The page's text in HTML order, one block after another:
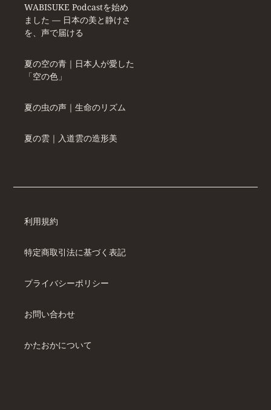
WABISUKE Podcastを始め
ました ― 日本の美と静けさ
を、声で届ける
夏の空の青｜日本人が愛した
「空の色」
夏の虫の声｜生命のリズム
夏の雲｜入道雲の造形美
利用規約
特定商取引法に基づく表記
プライバシーポリシー
お問い合わせ
かたおかについて